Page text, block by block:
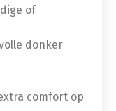
of
donker
comfort op